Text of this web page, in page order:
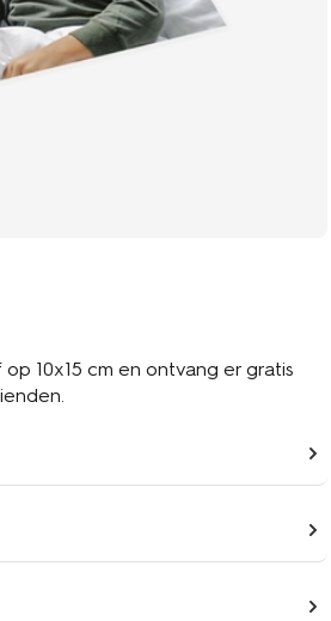
10x15 cm en ontvang er gratis